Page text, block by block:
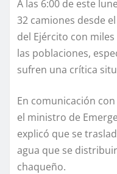
A las 6:00 de este
32 camiones desde
del Ejército con
las poblaciones,
sufren una crítica
En comunicación
el ministro de
explicó que se
agua que se
chaqueño.